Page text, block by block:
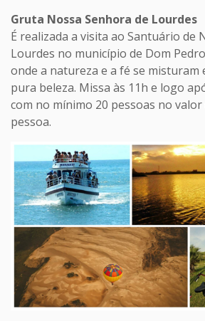
Gruta Nossa Senhora de Lourdes
É realizada a visita ao Santuário de
Lourdes no município de Dom
onde a natureza e a fé se misturam
pura beleza. Missa às 11h e logo
com no mínimo 20 pessoas no valor
pessoa.